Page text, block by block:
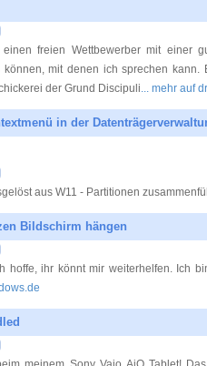
freien Wettbewerber mit einer
können, mit denen ich sprechen kann.
der Grund Discipuli... mehr auf
in der
aus W11 - Partitionen
Bildschirm hängen
hoffe, ihr könnt mir weiterhelfen. Ich